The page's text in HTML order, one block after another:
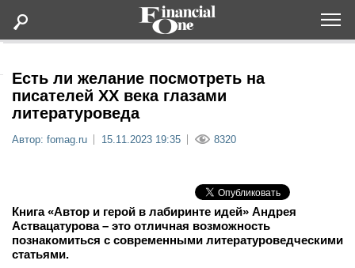
Статьи
Мероприятия
Есть ли желание посмотреть на
писателей ХХ века глазами
литературоведа
Автор: fomag.ru 15.11.2023 19:35 8320
Книга «Автор и герой в лабиринте идей» Андрея
Аствацатурова – это отличная возможность
познакомиться с современными литературоведческими
статьями.